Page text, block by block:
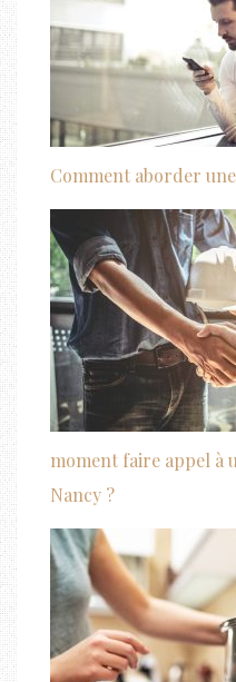
Comment aborder
moment faire appel à
Nancy ?